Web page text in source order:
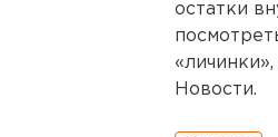
остатки
Новости.